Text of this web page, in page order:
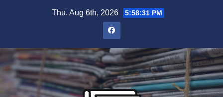
Thu. Aug 6th, 2026 5:58:32 PM